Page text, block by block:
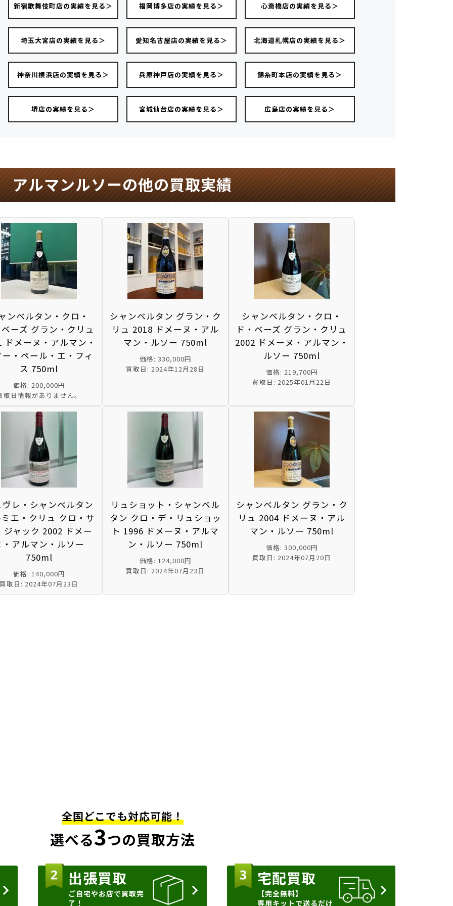
新宿歌舞伎町店の実績を見る＞ 福岡博多店の実績を見る＞ 心斎橋店の実績を見る＞
埼玉大宮店の実績を見る＞ 愛知名古屋店の実績を見る＞ 北海道札幌店の実績を見る＞
神奈川横浜店の実績を見る＞ 兵庫神戸店の実績を見る＞ 錦糸町本店の実績を見る＞
堺店の実績を見る＞ 宮城仙台店の実績を見る＞ 広島店の実績を見る＞
アルマンルソーの他の買取実績
ンベルタン・クロ・
ーズ グラン・クリュ
ドメーヌ・アルマン・
・ペール・エ・フィ
ス 750ml
価格: 200,000円
取日情報がありません。
シャンベルタン グラン・ク
リュ 2018 ドメーヌ・アル
マン・ルソー 750ml
価格: 330,000円
買取日: 2024年12月28日
シャンベルタン・クロ・
ド・ベーズ グラン・クリュ
2002 ドメーヌ・アルマン・
ルソー 750ml
価格: 219,700円
買取日: 2025年01月22日
ヴレ・シャンベルタン
エ・クリュ クロ・サ
ジャック 2002 ドメー
・アルマン・ルソー
750ml
価格: 140,000円
買取日: 2024年07月23日
リュショット・シャンベル
タン クロ・デ・リュショッ
ト 1996 ドメーヌ・アルマ
ン・ルソー 750ml
価格: 124,000円
買取日: 2024年07月23日
シャンベルタン グラン・ク
リュ 2004 ドメーヌ・アル
マン・ルソー 750ml
価格: 300,000円
買取日: 2024年07月20日
全国どこでも対応可能！
選べる3つの買取方法
出張買取
ご自宅やお店で買取完
了！
宅配買取
【完全無料】
専用キットで送るだけ